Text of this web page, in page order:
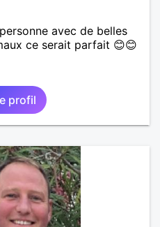
avec de belles
ce serait parfait 😊😊
profil